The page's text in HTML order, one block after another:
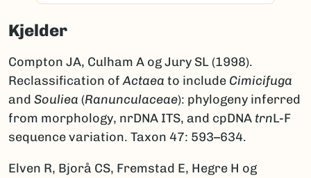
Kjelder
Compton JA, Culham A og Jury SL (1998).
Reclassification ofActaea to include Cimicifuga
and Souliea (Ranunculaceae): phylogeny inferred
from morphology, nrDNA ITS, and cpDNA trnL-F
sequence variation. Taxon 47: 593–634.
Elven R, Bjorå CS, Fremstad E, Hegre H og